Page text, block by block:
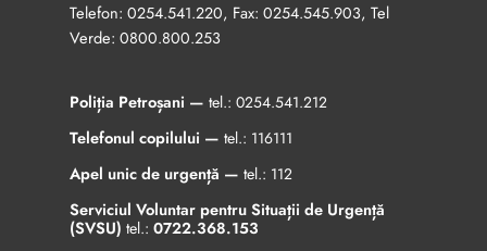
Telefon: 0254.541.220, Fax: 0254.545.903, Tel
Verde: 0800.800.253
Poliția Petroșani — tel.: 0254.541.212
Telefonul copilului — tel.: 116111
Apel unic de urgență — tel.: 112
Serviciul Voluntar pentru Situații de Urgență
(SVSU) tel.: 0722.368.153